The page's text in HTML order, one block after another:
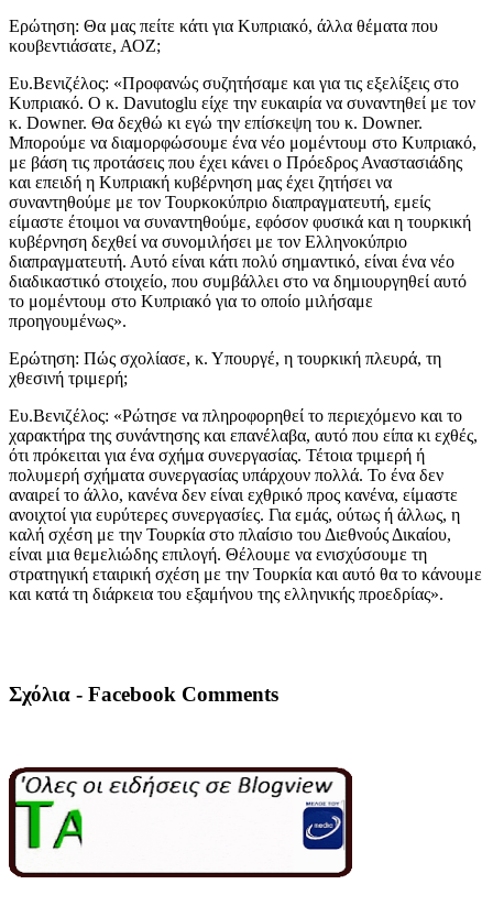
Ερώτηση: Θα μας πείτε κάτι για Κυπριακό, άλλα θέματα που
κουβεντιάσατε, ΑΟΖ;
Ευ.Βενιζέλος: «Προφανώς συζητήσαμε και για τις εξελίξεις στο
Κυπριακό. Ο κ. Davutoglu είχε την ευκαιρία να συναντηθεί με τον
κ. Downer. Θα δεχθώ κι εγώ την επίσκεψη του κ. Downer.
Μπορούμε να διαμορφώσουμε ένα νέο μομέντουμ στο Κυπριακό,
με βάση τις προτάσεις που έχει κάνει ο Πρόεδρος Αναστασιάδης
και επειδή η Κυπριακή κυβέρνηση μας έχει ζητήσει να
συναντηθούμε με τον Τουρκοκύπριο διαπραγματευτή, εμείς
είμαστε έτοιμοι να συναντηθούμε, εφόσον φυσικά και η τουρκική
κυβέρνηση δεχθεί να συνομιλήσει με τον Ελληνοκύπριο
διαπραγματευτή. Αυτό είναι κάτι πολύ σημαντικό, είναι ένα νέο
διαδικαστικό στοιχείο, που συμβάλλει στο να δημιουργηθεί αυτό
το μομέντουμ στο Κυπριακό για το οποίο μιλήσαμε
προηγουμένως».
Ερώτηση: Πώς σχολίασε, κ. Υπουργέ, η τουρκική πλευρά, τη
χθεσινή τριμερή;
Ευ.Βενιζέλος: «Ρώτησε να πληροφορηθεί το περιεχόμενο και το
χαρακτήρα της συνάντησης και επανέλαβα, αυτό που είπα κι εχθές,
ότι πρόκειται για ένα σχήμα συνεργασίας. Τέτοια τριμερή ή
πολυμερή σχήματα συνεργασίας υπάρχουν πολλά. Το ένα δεν
αναιρεί το άλλο, κανένα δεν είναι εχθρικό προς κανένα, είμαστε
ανοιχτοί για ευρύτερες συνεργασίες. Για εμάς, ούτως ή άλλως, η
καλή σχέση με την Τουρκία στο πλαίσιο του Διεθνούς Δικαίου,
είναι μια θεμελιώδης επιλογή. Θέλουμε να ενισχύσουμε τη
στρατηγική εταιρική σχέση με την Τουρκία και αυτό θα το κάνουμε
και κατά τη διάρκεια του εξαμήνου της ελληνικής προεδρίας».
Σχόλια - Facebook Comments